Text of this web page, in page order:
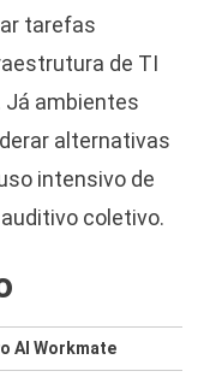
tarefas
de TI
Já ambientes
alternativas
intensivo de
coletivo.
AI Workmate